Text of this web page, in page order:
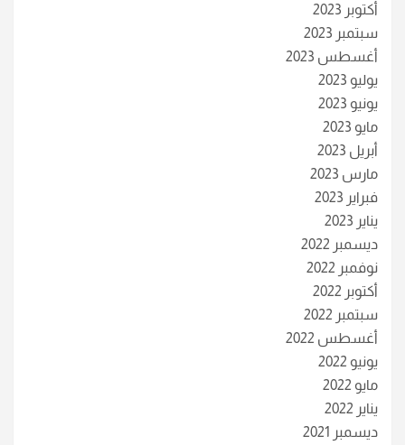
أكتوبر 2023
سبتمبر 2023
أغسطس 2023
يوليو 2023
يونيو 2023
مايو 2023
أبريل 2023
مارس 2023
فبراير 2023
يناير 2023
ديسمبر 2022
نوفمبر 2022
أكتوبر 2022
سبتمبر 2022
أغسطس 2022
يونيو 2022
مايو 2022
يناير 2022
ديسمبر 2021